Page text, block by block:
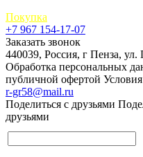
Покупка
+7 967 154-17-07
Заказать звонок
440039, Россия, г Пенза,
Обработка персональных
публичной офертой
r-gr58@mail.ru
Поделиться с друзьями
друзьями